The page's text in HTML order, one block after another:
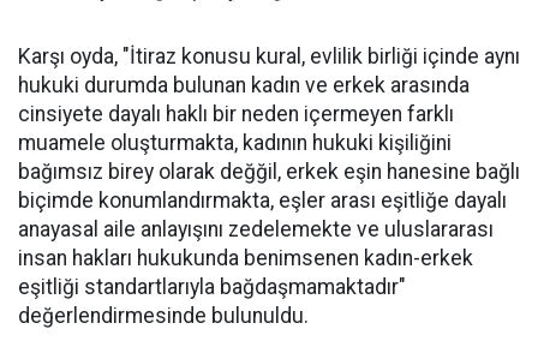
Karşı oyda, "İtiraz konusu kural, evlilik birliği içinde aynı
hukuki durumda bulunan kadın ve erkek arasında
cinsiyete dayalı haklı bir neden içermeyen farklı
muamele oluşturmakta, kadının hukuki kişiliğini
bağımsız birey olarak değğil, erkek eşin hanesine bağlı
biçimde konumlandırmakta, eşler arası eşitliğe dayalı
anayasal aile anlayışını zedelemekte ve uluslararası
insan hakları hukukunda benimsenen kadın-erkek
eşitliği standartlarıyla bağdaşmamaktadır"
değerlendirmesinde bulunuldu.